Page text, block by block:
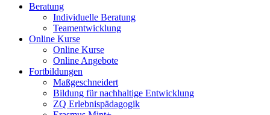
Beratung
Individuelle Beratung
Teamentwicklung
Online Kurse
Online Kurse
Online Angebote
Fortbildungen
Maßgeschneidert
Bildung für nachhaltige Entwicklung
ZQ Erlebnispädagogik